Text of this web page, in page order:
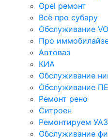
Opel ремонт
Всё про субару
Обслуживание
Про
Автоваз
КИА
Обслуживание
Обслуживание
Ремонт рено
Ситроен
Ремонтируем УАЗ
Обслуживание